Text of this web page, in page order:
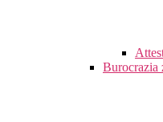
Burocrazia